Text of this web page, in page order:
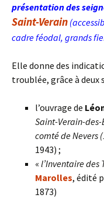
présentation des
Saint-Verain
cadre féodal, grands
Elle donne des
troublée, grâce à deux
l’ouvrage de
Saint-Verain-des-
comté de Nevers
1943) ;
« l’Inventaire des
Marolles, édité
1873)